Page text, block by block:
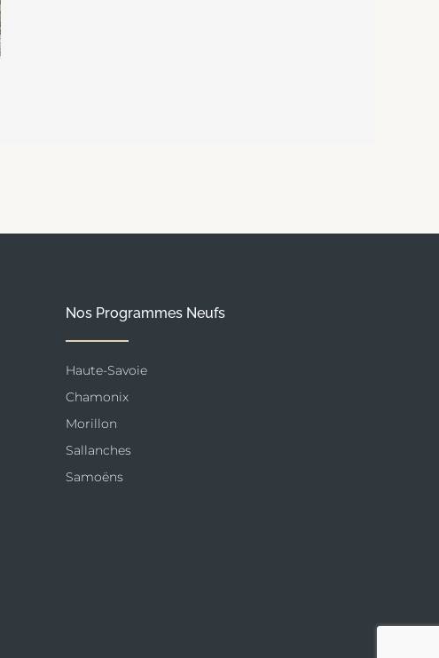
Nos Programmes Neufs
Haute-Savoie
Chamonix
Morillon
Sallanches
Samoëns